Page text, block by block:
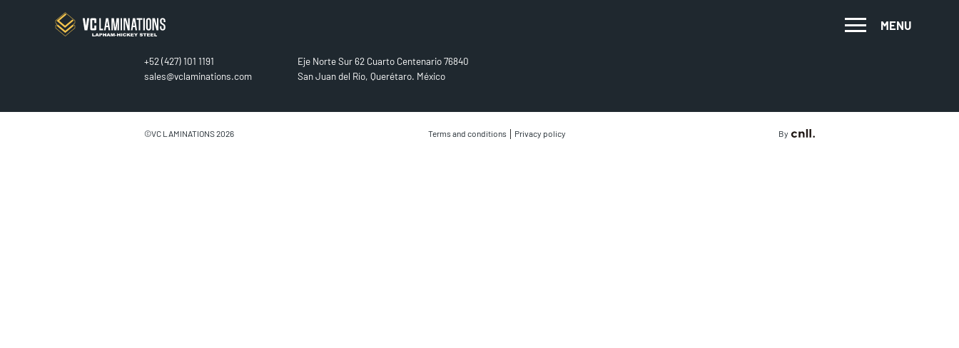
MENU
CONTACT
+52 (427) 101 1191
sales@vclaminations.com
Eje Norte Sur 62 Cuarto Centenario 76840
San Juan del Río, Querétaro. México
©VC LAMINATIONS 2026 Terms and conditions | Privacy policy By